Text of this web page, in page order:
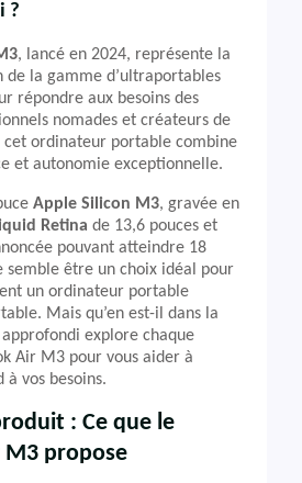
?
, lancé en 2024, représente la
la gamme d’ultraportables
répondre aux besoins des
nomades et créateurs de
cet ordinateur portable combine
et autonomie exceptionnelle.
Apple Silicon M3, gravée en
Retina de 13,6 pouces et
pouvant atteindre 18
semble être un choix idéal pour
un ordinateur portable
Mais qu’en est-il dans la
explore chaque
Air M3 pour vous aider à
à vos besoins.
: Ce que le
M3 propose